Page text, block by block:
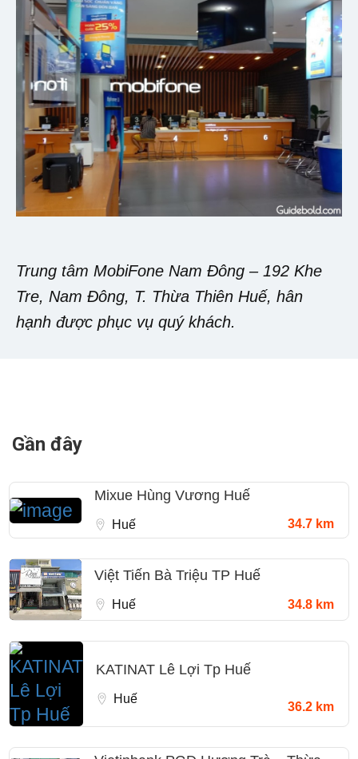
Trung tâm MobiFone Nam Đông – 192 Khe
Tre, Nam Đông, T. Thừa Thiên Huế, hân
hạnh được phục vụ quý khách.
Gần đây
Mixue Hùng Vương Huế
Huế 34.7 km
Việt Tiến Bà Triệu TP Huế
Huế 34.8 km
KATINAT Lê Lợi Tp Huế
Huế
36.2 km